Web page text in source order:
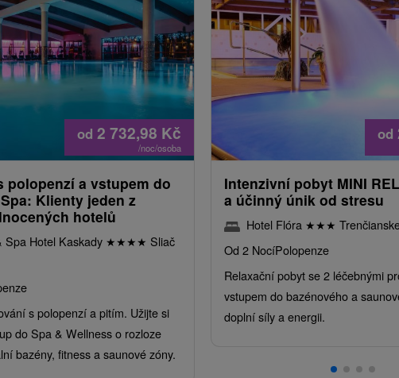
od 2 732,98 Kč
/noc/osoba
polopenzí a vstupem do
Klienty jeden z
hotelů
Spa Hotel Kaskady ★★★★ Sliač
s polopenzí a pitím. Užijte si
do Spa & Wellness o rozloze
bazény, fitness a saunové zóny.
od
Intenzivní pobyt MINI
a účinný únik od stresu
Hotel Flóra ★★★
Od 2 NocíPolopenze
Relaxační pobyt se 2 léčebnými
vstupem do bazénového a
doplní síly a energii.